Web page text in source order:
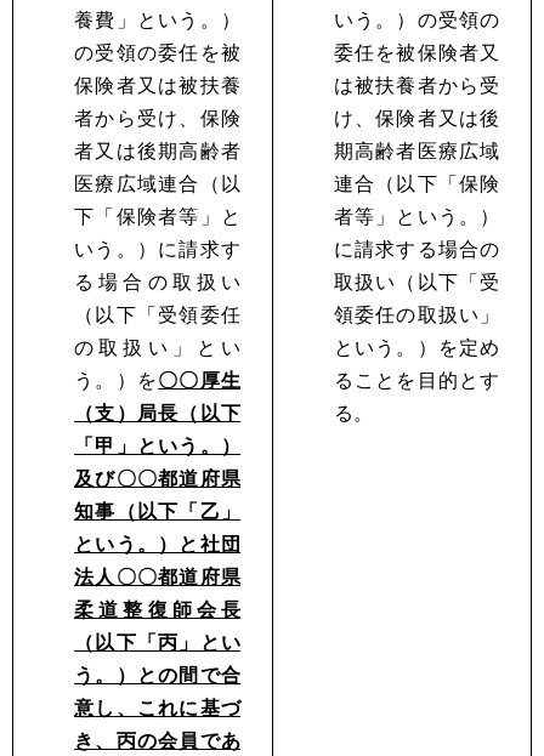
養費」という。）
の受領の委任を被
保険者又は被扶養
者から受け、保険
者又は後期高齢者
医療広域連合（以
下「保険者等」と
いう。）に請求す
る場合の取扱い
（以下「受領委任
の取扱い」とい
う。）を〇〇厚生
（支）局長（以下
「甲」という。）
及び〇〇都道府県
知事（以下「乙」
という。）と社団
法人〇〇都道府県
柔道整復師会長
（以下「丙」とい
う。）との間で合
意し、これに基づ
き、丙の会員であ
いう。）の受領の
委任を被保険者又
は被扶養者から受
け、保険者又は後
期高齢者医療広域
連合（以下「保険
者等」という。）
に請求する場合の
取扱い（以下「受
領委任の取扱い」
という。）を定め
ることを目的とす
る。